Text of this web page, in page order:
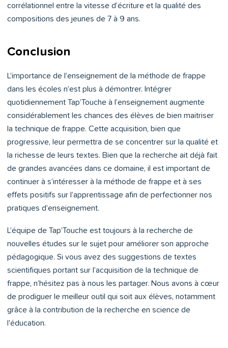
corrélationnel entre la vitesse d’écriture et la qualité des
compositions des jeunes de 7 à 9 ans.
Conclusion
L’importance de l’enseignement de la méthode de frappe
dans les écoles n’est plus à démontrer. Intégrer
quotidiennement Tap’Touche à l’enseignement augmente
considérablement les chances des élèves de bien maitriser
la technique de frappe. Cette acquisition, bien que
progressive, leur permettra de se concentrer sur la qualité et
la richesse de leurs textes. Bien que la recherche ait déjà fait
de grandes avancées dans ce domaine, il est important de
continuer à s’intéresser à la méthode de frappe et à ses
effets positifs sur l’apprentissage afin de perfectionner nos
pratiques d’enseignement.
L’équipe de Tap’Touche est toujours à la recherche de
nouvelles études sur le sujet pour améliorer son approche
pédagogique. Si vous avez des suggestions de textes
scientifiques portant sur l’acquisition de la technique de
frappe, n’hésitez pas à nous les partager. Nous avons à cœur
de prodiguer le meilleur outil qui soit aux élèves, notamment
grâce à la contribution de la recherche en science de
l'éducation.